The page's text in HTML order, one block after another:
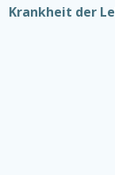
Krankheit der